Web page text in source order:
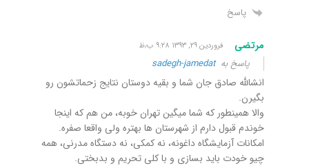
پاسخ
مرتضی فروردین ۲۹, ۱۳۹۳ ۹:۲۸ ب٫ظ
پاسخ بهsadegh-jamedat
انشالله صادق جان شما و بقیه دوستان نتایج زحماتشون رو
بگیرن.
والا همینطور که شما میگین تهران خوبه، من هم که اینجا
خوندم قبول دارم از شهرستان ها بهتره ولی واقعا صفره.
امکانات آزمایشگاه داغونه، نه کمکی، نه دستگاه مدرنی، همه
چیو خودت باید بسازی و با کلی تحریم و بدبختی.